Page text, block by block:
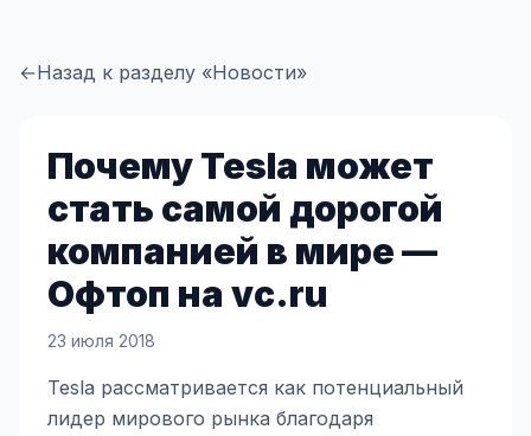
←Назад к разделу «Новости»
Почему Tesla может
стать самой дорогой
компанией в мире —
Офтоп на vc.ru
23 июля 2018
Tesla рассматривается как потенциальный
лидер мирового рынка благодаря